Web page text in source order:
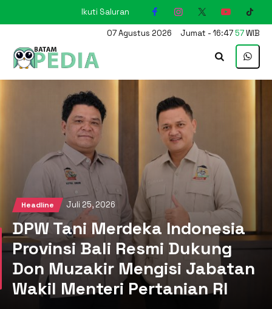
Ikuti Saluran
07 Agustus 2026 Jumat- 16:47 58WIB
Headline Juli 25, 2026
DPW Tani Merdeka Indonesia
Provinsi Bali Resmi Dukung
Don Muzakir Mengisi Jabatan
Wakil Menteri Pertanian RI